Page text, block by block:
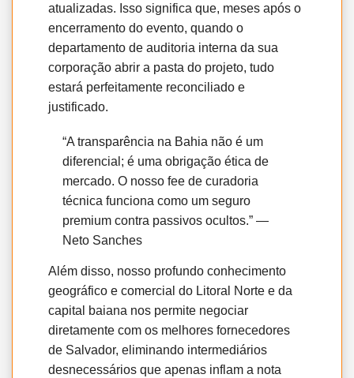
atualizadas. Isso significa que, meses após o
encerramento do evento, quando o
departamento de auditoria interna da sua
corporação abrir a pasta do projeto, tudo
estará perfeitamente reconciliado e
justificado.
“A transparência na Bahia não é um
diferencial; é uma obrigação ética de
mercado. O nosso fee de curadoria
técnica funciona como um seguro
premium contra passivos ocultos.” —
Neto Sanches
Além disso, nosso profundo conhecimento
geográfico e comercial do Litoral Norte e da
capital baiana nos permite negociar
diretamente com os melhores fornecedores
de Salvador, eliminando intermediários
desnecessários que apenas inflam a nota